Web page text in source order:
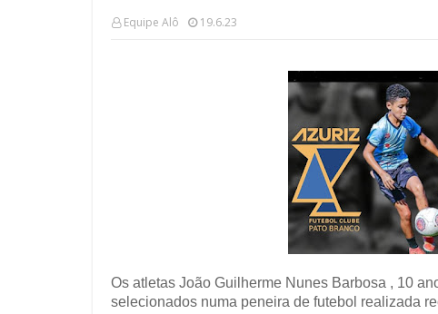
Equipe Alô 19.6.23
Os atletas João Guilherme Nunes Barbosa , 10
selecionados numa peneira de futebol realizada